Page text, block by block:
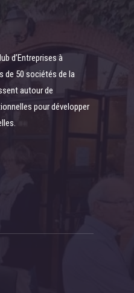
d’Entreprises à
de 50 sociétés de la
autour de
pour développer